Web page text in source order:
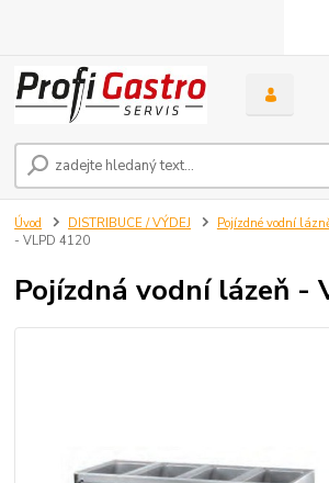
Úvod DISTRIBUCE / VÝDEJ Pojízdné vodní
- VLPD 4120
Pojízdná vodní lázeň -